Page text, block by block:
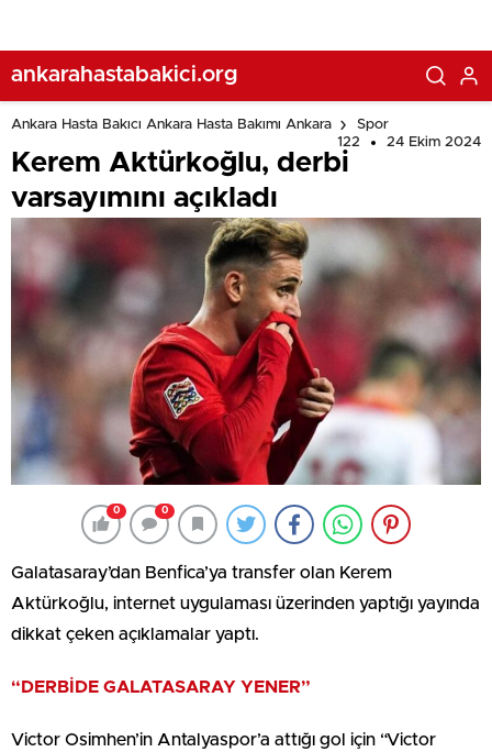
ankarahastabakici.org
Ankara Hasta Bakıcı Ankara Hasta Bakımı Ankara
Spor
122
24 Ekim 2024
Kerem Aktürkoğlu, derbi
varsayımını açıkladı
0 0
Galatasaray’dan Benfica’ya transfer olan Kerem
Aktürkoğlu, internet uygulaması üzerinden yaptığı yayında
dikkat çeken açıklamalar yaptı.
“DERBİDE GALATASARAY YENER”
Victor Osimhen’in Antalyaspor’a attığı gol için “Victor